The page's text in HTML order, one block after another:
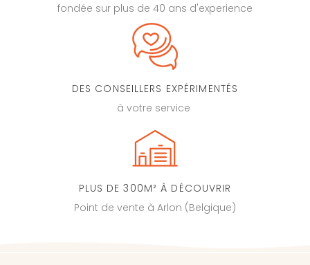
fondée sur plus de 40 ans d'experience
DES CONSEILLERS EXPÉRIMENTÉS
à votre service
PLUS DE 300M² À DÉCOUVRIR
Point de vente à Arlon (Belgique)